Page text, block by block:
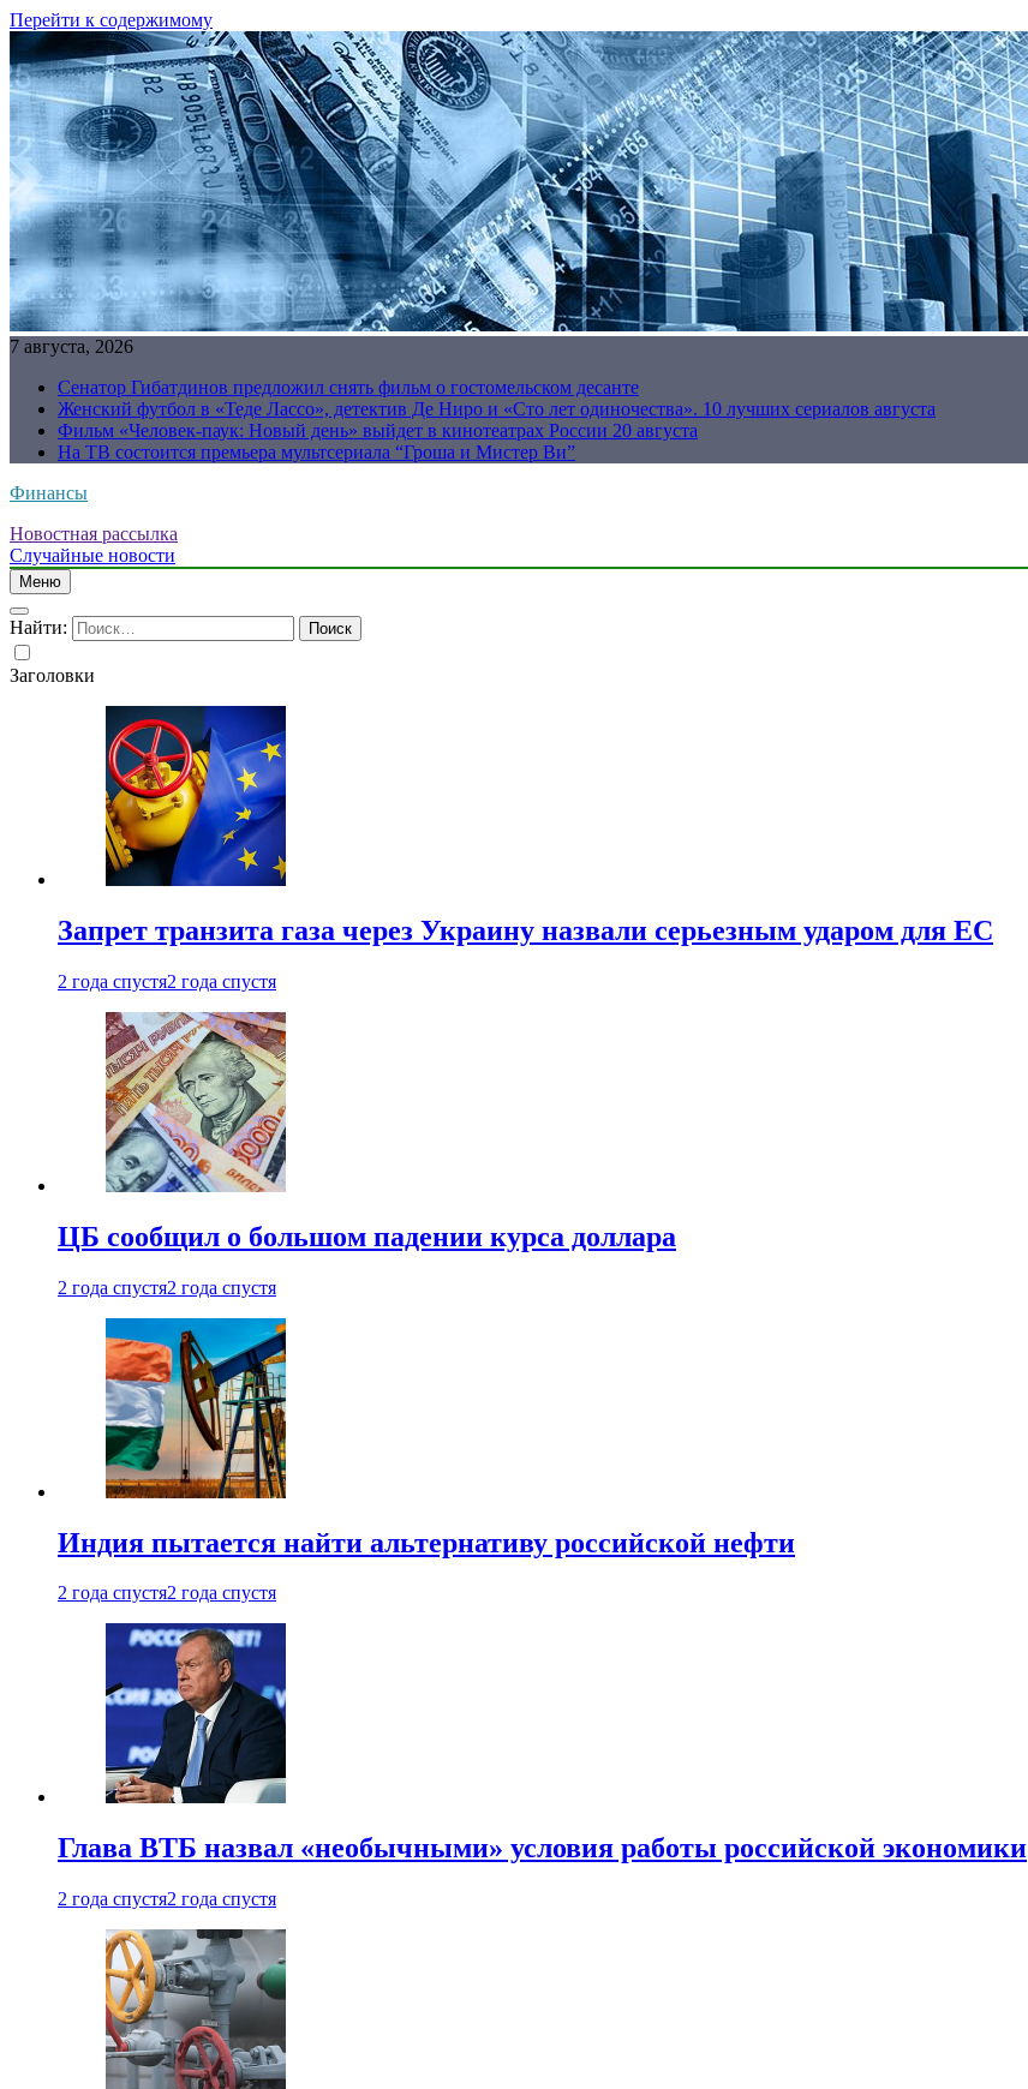
Перейти к содержимому
7 августа, 2026
Сенатор Гибатдинов предложил снять фильм о гостомельском десанте
Женский футбол в «Теде Лассо», детектив Де Ниро и «Сто лет одиночества». 10 лучших сериалов августа
Фильм «Человек-паук: Новый день» выйдет в кинотеатрах России 20 августа
На ТВ состоится премьера мультсериала “Гроша и Мистер Ви”
Финансы
Новостная рассылка
Случайные новости
Меню
Найти:
Заголовки
Запрет транзита газа через Украину назвали серьезным ударом для ЕС
2 года спустя2 года спустя
ЦБ сообщил о большом падении курса доллара
2 года спустя2 года спустя
Индия пытается найти альтернативу российской нефти
2 года спустя2 года спустя
Глава ВТБ назвал «необычными» условия работы российской экономики
2 года спустя2 года спустя